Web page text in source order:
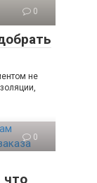
0
не
0
что